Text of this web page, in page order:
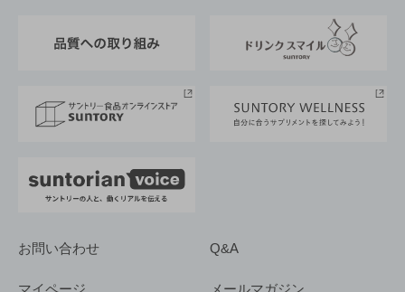
採用情報
お問い合わせ Q&A
マイページ メールマガジン